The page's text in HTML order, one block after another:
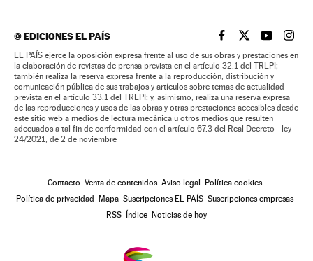
©EDICIONES EL PAÍS EL PAÍS BRASIL EN
EL PAÍSEL PAÍS
EL
EL PAÍS ejerce la oposición expresa frente al uso de sus obras y prestaciones en
la elaboración de revistas de prensa prevista en el artículo 32.1 del TRLPI;
también realiza la reserva expresa frente a la reproducción, distribución y
comunicación pública de sus trabajos y artículos sobre temas de actualidad
prevista en el artículo 33.1 del TRLPI; y, asimismo, realiza una reserva expresa
de las reproducciones y usos de las obras y otras prestaciones accesibles desde
este sitio web a medios de lectura mecánica u otros medios que resulten
adecuados a tal fin de conformidad con el artículo 67.3 del Real Decreto - ley
24/2021, de 2 de noviembre
Contacto Venta de contenidos Aviso legal
Política cookies
Política de privacidad
Mapa Suscripciones EL PAÍS Suscripciones empresas
RSS
Índice Noticias de hoy